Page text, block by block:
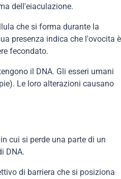
dell'eiaculazione.
che si forma durante la
presenza indica che l'ovocita è
fecondato.
il DNA. Gli esseri umani
Le loro alterazioni causano
cui si perde una parte di un
DNA.
di barriera che si posiziona